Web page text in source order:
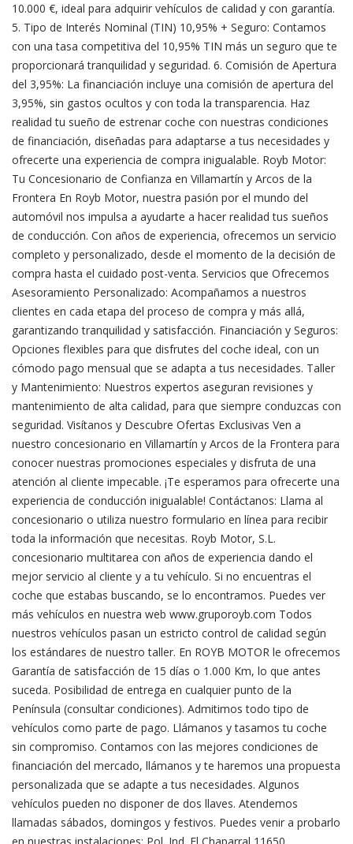
10.000 €, ideal para adquirir vehículos de calidad y con garantía.
5. Tipo de Interés Nominal (TIN) 10,95% + Seguro: Contamos
con una tasa competitiva del 10,95% TIN más un seguro que te
proporcionará tranquilidad y seguridad. 6. Comisión de Apertura
del 3,95%: La financiación incluye una comisión de apertura del
3,95%, sin gastos ocultos y con toda la transparencia. Haz
realidad tu sueño de estrenar coche con nuestras condiciones
de financiación, diseñadas para adaptarse a tus necesidades y
ofrecerte una experiencia de compra inigualable. Royb Motor:
Tu Concesionario de Confianza en Villamartín y Arcos de la
Frontera En Royb Motor, nuestra pasión por el mundo del
automóvil nos impulsa a ayudarte a hacer realidad tus sueños
de conducción. Con años de experiencia, ofrecemos un servicio
completo y personalizado, desde el momento de la decisión de
compra hasta el cuidado post-venta. Servicios que Ofrecemos
Asesoramiento Personalizado: Acompañamos a nuestros
clientes en cada etapa del proceso de compra y más allá,
garantizando tranquilidad y satisfacción. Financiación y Seguros:
Opciones flexibles para que disfrutes del coche ideal, con un
cómodo pago mensual que se adapta a tus necesidades. Taller
y Mantenimiento: Nuestros expertos aseguran revisiones y
mantenimiento de alta calidad, para que siempre conduzcas con
seguridad. Visítanos y Descubre Ofertas Exclusivas Ven a
nuestro concesionario en Villamartín y Arcos de la Frontera para
conocer nuestras promociones especiales y disfruta de una
atención al cliente impecable. ¡Te esperamos para ofrecerte una
experiencia de conducción inigualable! Contáctanos: Llama al
concesionario o utiliza nuestro formulario en línea para recibir
toda la información que necesitas. Royb Motor, S.L.
concesionario multitarea con años de experiencia dando el
mejor servicio al cliente y a tu vehículo. Si no encuentras el
coche que estabas buscando, se lo encontramos. Puedes ver
más vehículos en nuestra web www.gruporoyb.com Todos
nuestros vehículos pasan un estricto control de calidad según
los estándares de nuestro taller. En ROYB MOTOR le ofrecemos
Garantía de satisfacción de 15 días o 1.000 Km, lo que antes
suceda. Posibilidad de entrega en cualquier punto de la
Península (consultar condiciones). Admitimos todo tipo de
vehículos como parte de pago. Llámanos y tasamos tu coche
sin compromiso. Contamos con las mejores condiciones de
financiación del mercado, llámanos y te haremos una propuesta
personalizada que se adapte a tus necesidades. Algunos
vehículos pueden no disponer de dos llaves. Atendemos
llamadas sábados, domingos y festivos. Puedes venir a probarlo